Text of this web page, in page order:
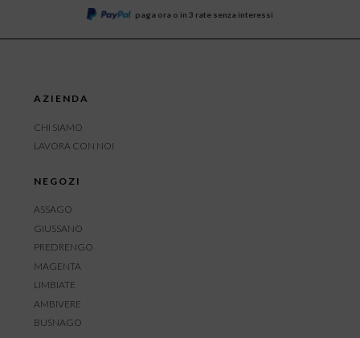
paga ora o in 3 rate senza interessi
AZIENDA
CHI SIAMO
LAVORA CON NOI
NEGOZI
ASSAGO
GIUSSANO
PREDRENGO
MAGENTA
LIMBIATE
AMBIVERE
BUSNAGO